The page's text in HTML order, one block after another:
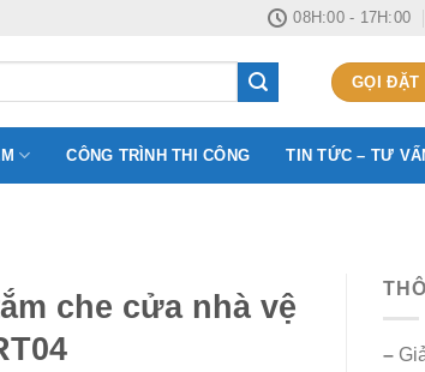
08H:00 - 17H:00
GỌI ĐẶT
CÔNG TRÌNH THI CÔNG TIN TỨC – TƯ
che cửa nhà vệ
–